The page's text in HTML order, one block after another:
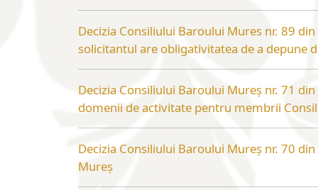
Decizia Consiliului Baroului Mures nr. 89
solicitantul are obligativitatea de a depune dovada achitării taxei aferente activității de secretariat și
procesare a cererilor supuse acestei taxe
Decizia Consiliului Baroului Mureș nr. 71
domenii de activitate pentru membrii
Decizia Consiliului Baroului Mureș nr. 70
Mureș